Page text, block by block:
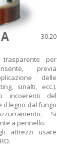
30.20
trasparente per
previa
delle
smalti, ecc.).
incoerenti del
il legno dal fungo
Si
a pennello.
attrezzi usare